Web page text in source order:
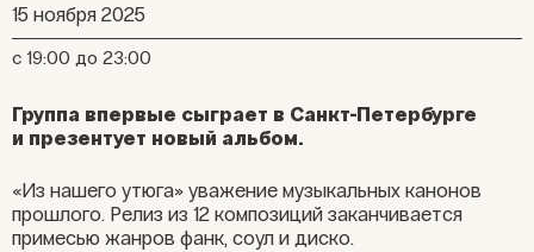
15 ноября 2025
с 19:00 до 23:00
Группа впервые сыграет в Санкт-Петербурге
и презентует новый альбом.
«Из нашего утюга» уважение музыкальных канонов
прошлого. Релиз из 12 композиций заканчивается
примесью жанров фанк, соул и диско.